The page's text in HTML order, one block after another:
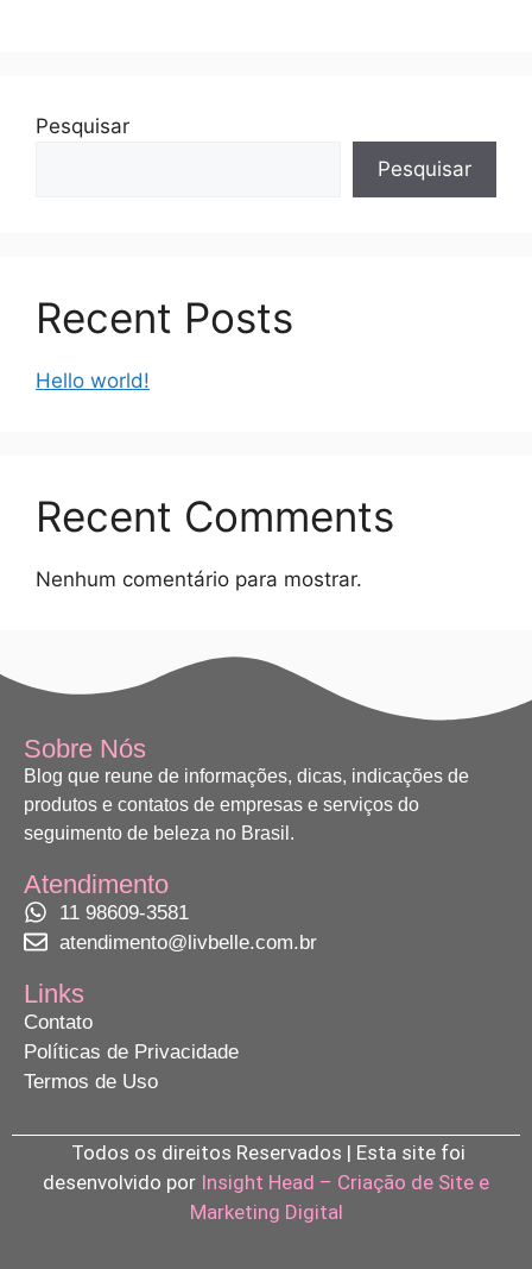
Pesquisar
Pesquisar
Recent Posts
Hello world!
Recent Comments
Nenhum comentário para mostrar.
Sobre Nós
Blog que reune de informações, dicas, indicações de
produtos e contatos de empresas e serviços do
seguimento de beleza no Brasil.
Atendimento
11 98609-3581
atendimento@livbelle.com.br
Links
Contato
Políticas de Privacidade
Termos de Uso
Todos os direitos Reservados | Esta site foi
desenvolvido por Insight Head – Criação de Site e
Marketing Digital